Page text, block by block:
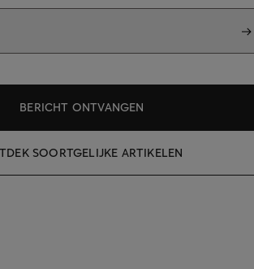
BERICHT ONTVANGEN
SOORTGELIJKE ARTIKELEN